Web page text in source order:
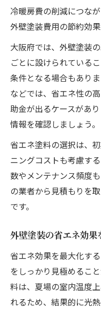
冷暖房費の削減につな
外壁塗装費用の節約効果
大阪府では、外壁塗装
ごとに設けられている
条件となる場合もあり
などでは、省エネ性の
助金が出るケースがあ
情報を確認しましょう。
省エネ塗料の選択は、
ニングコストも考慮す
数やメンテナンス頻度
の業者から見積もりを
です。
外壁塗装の省エネ効
省エネ効果を最大化す
をしっかり見極めるこ
料は、夏場の室内温度
れるため、結果的に光